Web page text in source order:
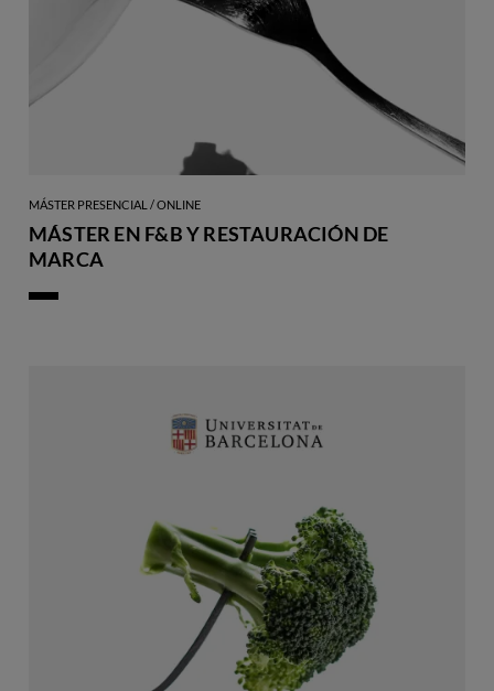
MÁSTER PRESENCIAL / ONLINE
MÁSTER EN F&B Y RESTAURACIÓN DE
MARCA